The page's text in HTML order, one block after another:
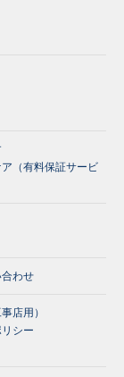
（有料保証サービ
わせ
店用）
シー